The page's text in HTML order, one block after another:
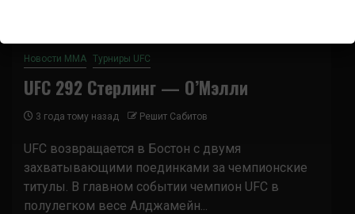
Новости ММА Турниры UFC
UFC 292 Стерлинг — О’Мэлли
3 года тому назад Решит Сабитов
UFC возвращается в Бостон с двумя
захватывающими поединками за чемпионские
титулы. В главном событии чемпион UFC в
полулегком весе Алджамейн...